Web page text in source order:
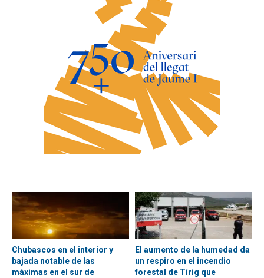
Chubascos en el interior y
bajada notable de las
máximas en el sur de
El aumento de la humedad da
un respiro en el incendio
forestal de Tírig que